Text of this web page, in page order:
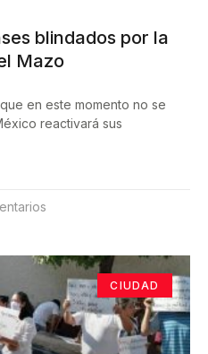
blindados por la
Mazo
en este momento no se
reactivará sus
CIUDAD